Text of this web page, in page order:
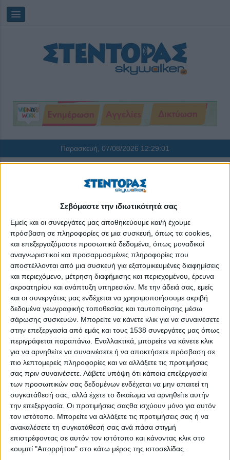
Σεβόμαστε την ιδιωτικότητά σας
Εμείς και οι συνεργάτες μας αποθηκεύουμε και/ή έχουμε
πρόσβαση σε πληροφορίες σε μια συσκευή, όπως τα cookies,
και επεξεργαζόμαστε προσωπικά δεδομένα, όπως μοναδικοί
αναγνωριστικοί και προσαρμοσμένες πληροφορίες που
αποστέλλονται από μια συσκευή για εξατομικευμένες διαφημίσεις
και περιεχόμενο, μέτρηση διαφήμισης και περιεχομένου, έρευνα
ακροατηρίου και ανάπτυξη υπηρεσιών. Με την άδειά σας, εμείς
και οι συνεργάτες μας ενδέχεται να χρησιμοποιήσουμε ακριβή
δεδομένα γεωγραφικής τοποθεσίας και ταυτοποίησης μέσω
σάρωσης συσκευών. Μπορείτε να κάνετε κλικ για να συναινέσετε
στην επεξεργασία από εμάς και τους 1538 συνεργάτες μας όπως
περιγράφεται παραπάνω. Εναλλακτικά, μπορείτε να κάνετε κλικ
για να αρνηθείτε να συναινέσετε ή να αποκτήσετε πρόσβαση σε
πιο λεπτομερείς πληροφορίες και να αλλάξετε τις προτιμήσεις
σας πριν συναινέσετε. Λάβετε υπόψη ότι κάποια επεξεργασία
των προσωπικών σας δεδομένων ενδέχεται να μην απαιτεί τη
συγκατάθεσή σας, αλλά έχετε το δικαίωμα να αρνηθείτε αυτήν
την επεξεργασία. Οι προτιμήσεις σαςθα ισχύουν μόνο για αυτόν
τον ιστότοπο. Μπορείτε να αλλάξετε τις προτιμήσεις σας ή να
ανακαλέσετε τη συγκατάθεσή σας ανά πάσα στιγμή
επιστρέφοντας σε αυτόν τον ιστότοπο και κάνοντας κλικ στο
κουμπί "Απορρήτου" στο κάτω μέρος της ιστοσελίδας.
Παρασκευή, 07/08/2026 12:29:02
Μουσείο Σχολικής Ζωής και Εκπαίδευσης
Περίπατος κάτω από την Ακρόπολη με Πανσέληνο
Χριστουγεννιάτικο Camp για παιδιά 5-10 ετών στο
Μουσείο Σχολικής Ζωής και Εκπαίδευσης
Aποκριάτικα εργαστήρια για παιδιά τον Φεβρουάριο στο
Μουσείο Σχολικής Ζωής και Εκπαίδευσης
Summer Camp 2022 στο Μουσείο Σχολικής Ζωής και
Εκπαίδευσης
Summer Camp 2023 στο Μουσείο Σχολικής Ζωής και
Εκπαίδευσης | Ταξίδι στο κέντρο της πόλης
Εργαστήρια για παιδιά τον Μάιο στο Μουσείο Σχολικής
Ζωής και Εκπαίδευσης